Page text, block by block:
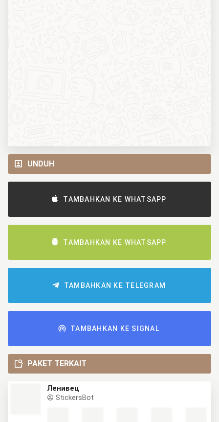
UNDUH
TAMBAHKAN KE WHATSAPP
TAMBAHKAN KE WHATSAPP
TAMBAHKAN KE TELEGRAM
TAMBAHKAN KE SIGNAL
PAKET TERKAIT
Ленивец
StickersBot